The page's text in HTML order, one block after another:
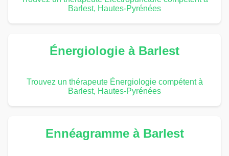
Barlest, Hautes-Pyrénées
Énergiologie à Barlest
Trouvez un thérapeute Énergiologie compétent à
Barlest, Hautes-Pyrénées
Ennéagramme à Barlest